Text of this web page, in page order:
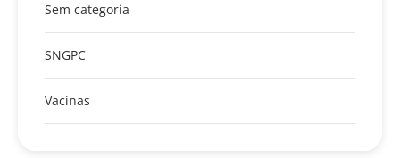
Sem categoria
SNGPC
Vacinas